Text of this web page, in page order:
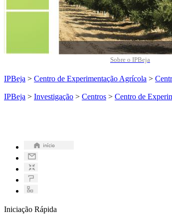
Sobre o IPBeja
IPBeja > Centro de Experimentação Agrícola >
IPBeja > Investigação > Centros > Centro de
Iniciação Rápida